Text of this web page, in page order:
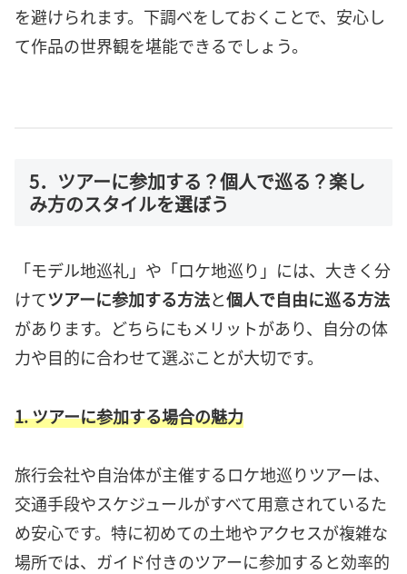
を避けられます。下調べをしておくことで、安心し
て作品の世界観を堪能できるでしょう。
5．ツアーに参加する？個人で巡る？楽し
み方のスタイルを選ぼう
「モデル地巡礼」や「ロケ地巡り」には、大きく分
けてツアーに参加する方法と個人で自由に巡る方法
があります。どちらにもメリットがあり、自分の体
力や目的に合わせて選ぶことが大切です。
1. ツアーに参加する場合の魅力
旅行会社や自治体が主催するロケ地巡りツアーは、
交通手段やスケジュールがすべて用意されているた
め安心です。特に初めての土地やアクセスが複雑な
場所では、ガイド付きのツアーに参加すると効率的